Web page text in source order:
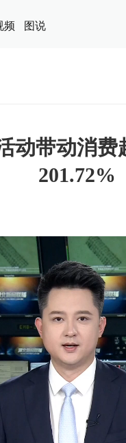
频 图说
动带动消费
201.72%